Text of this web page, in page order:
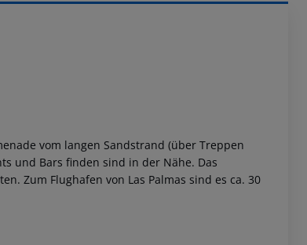
vom langen Sandstrand (über Treppen
und Bars finden sind in der Nähe. Das
Zum Flughafen von Las Palmas sind es ca. 30